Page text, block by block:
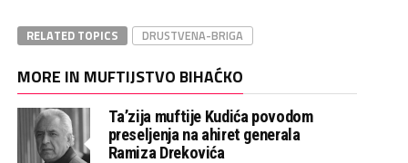
RELATED TOPICS DRUSTVENA-BRIGA
MORE IN MUFTIJSTVO BIHAĆKO
Ta’zija muftije Kudića povodom
preseljenja na ahiret generala
Ramiza Drekovića